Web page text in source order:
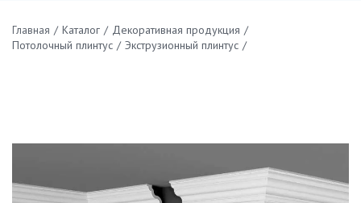
Главная / Каталог / Декоративная продукция /
Потолочный плинтус / Экструзионный плинтус /